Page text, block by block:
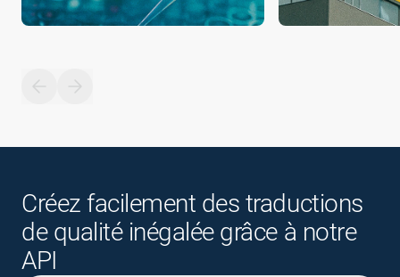
Créez facilement des traductions
de qualité inégalée grâce à notre
API